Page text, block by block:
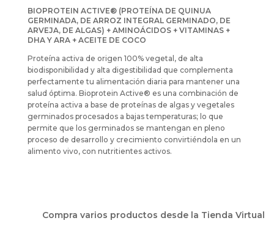
BIOPROTEIN ACTIVE® (PROTEÍNA DE QUINUA
GERMINADA, DE ARROZ INTEGRAL GERMINADO, DE
ARVEJA, DE ALGAS) + AMINOÁCIDOS + VITAMINAS +
DHA Y ARA + ACEITE DE COCO
Proteína activa de origen 100% vegetal, de alta
biodisponibilidad y alta digestibilidad que complementa
perfectamente tu alimentación diaria para mantener una
salud óptima. Bioprotein Active® es una combinación de
proteína activa a base de proteínas de algas y vegetales
germinados procesados a bajas temperaturas; lo que
permite que los germinados se mantengan en pleno
proceso de desarrollo y crecimiento convirtiéndola en un
alimento vivo, con nutritientes activos.
Compra varios productos desde la Tienda Virtual